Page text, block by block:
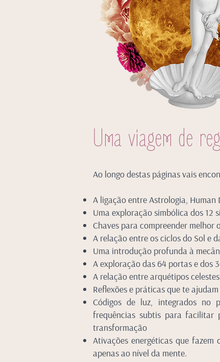
Uma viagem de
Ao longo destas páginas vais
A ligação entre Astrologia, Human
Uma exploração simbólica dos 12
Chaves para compreender melhor
A relação entre os ciclos do Sol e
Uma introdução profunda à
A exploração das 64 portas e dos
A relação entre arquétipos
Reflexões e práticas que te
Códigos de luz, integrados no
frequências subtis para facilitar
transformação
Ativações energéticas que
apenas ao nível da mente.